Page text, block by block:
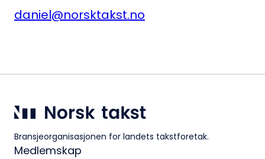
daniel@norsktakst.no
Bransjeorganisasjonen for landets takstforetak.
Medlemskap